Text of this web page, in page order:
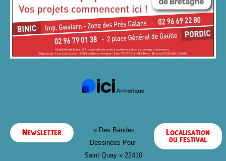
Newsletter
« Des Bandes
Dessinées Pour
Saint Quay » 22410
Localisation
du festival